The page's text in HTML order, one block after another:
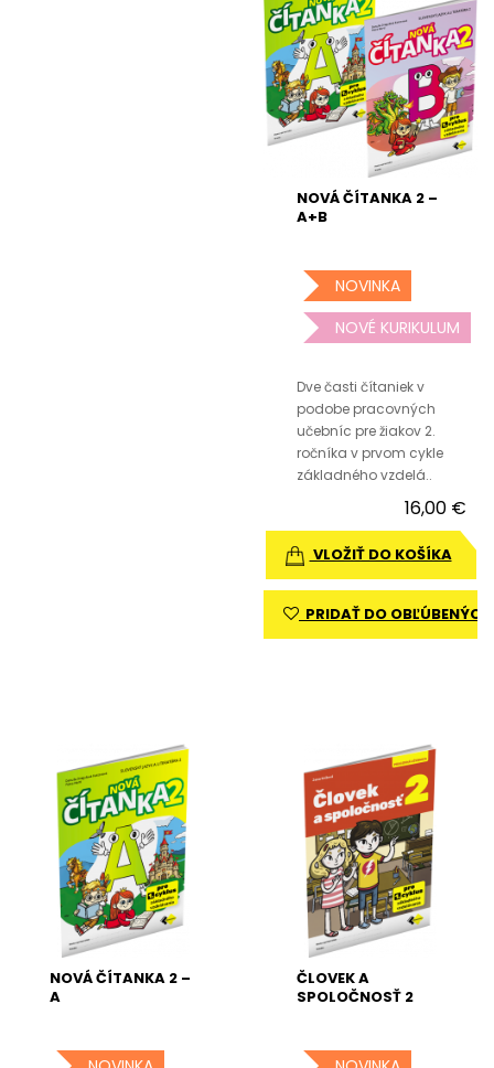
NOVÁ ČÍTANKA 2 –
A+B
NOVINKA
NOVÉ KURIKULUM
Dve časti čítaniek v
podobe pracovných
učebníc pre žiakov 2.
ročníka v prvom cykle
základného vzdelá..
16,00 €
VLOŽIŤ DO KOŠÍKA
PRIDAŤ DO OBĽÚBENÝCH
NOVÁ ČÍTANKA 2 –
A
ČLOVEK A
SPOLOČNOSŤ 2